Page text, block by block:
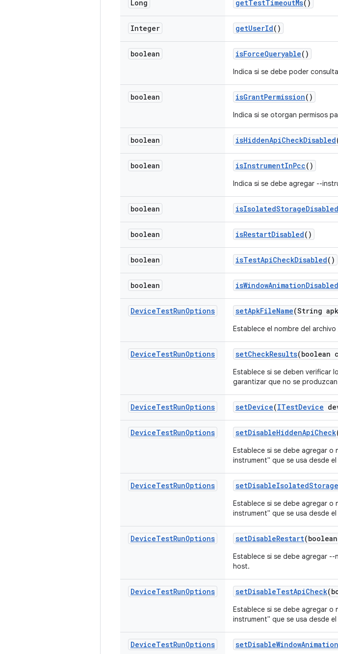
Long getTestTimeoutMs()
Integer getUserId()
boolean isForceQueryable()
Indica si se debe poder
boolean isGrantPermission()
Indica si se otorgan permisos
boolean isHiddenApiCheckDisabled
boolean isInstrumentInPcc()
Indica si se debe agregar --
boolean isIsolatedStorageDisabled
boolean isRestartDisabled()
boolean isTestApiCheckDisabled()
boolean isWindowAnimationDisabled
DeviceTestRunOptions setApkFileName(String apk
Establece el nombre del archivo
DeviceTestRunOptions setCheckResults(boolean
Establece si se deben verificar
garantizar que no se
DeviceTestRunOptions setDevice(ITestDevice
DeviceTestRunOptions setDisableHiddenApiCheck
Establece si se debe agregar
instrument" que se usa desde
DeviceTestRunOptions setDisableIsolatedStorage
Establece si se debe agregar
instrument" que se usa desde
DeviceTestRunOptions setDisableRestart
Establece si se debe agregar
host.
DeviceTestRunOptions setDisableTestApiCheck
Establece si se debe agregar
instrument" que se usa desde
DeviceTestRunOptions setDisableWindowAnimation